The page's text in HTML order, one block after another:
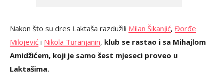
Nakon što su dres Laktaša razdužili Milan Šikanjić, Đorđe
Milojević i Nikola Turanjanin, klub se rastao i sa Mihajlom
Amidžićem, koji je samo šest mjeseci proveo u
Laktašima.